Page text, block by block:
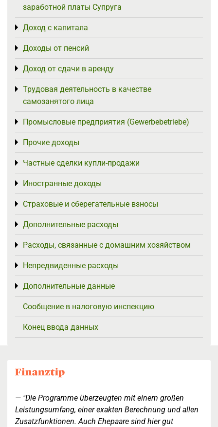
заработной платы Супруга
Доход с капитала
Toggle menu
Доходы от пенсий
Toggle menu
Доход от сдачи в аренду
Toggle menu
Трудовая деятельность в качестве
самозанятого лица
Toggle menu
Промысловые предприятия (Gewerbebetriebe)
Toggle menu
Прочие доходы
Toggle menu
Частные сделки купли-продажи
Toggle menu
Иностранные доходы
Toggle menu
Страховые и сберегательные взносы
Toggle menu
Дополнительные расходы
Toggle menu
Расходы, связанные с домашним хозяйством
Toggle menu
Непредвиденные расходы
Toggle menu
Дополнительные данные
Toggle menu
Сообщение в налоговую инспекцию
Конец ввода данных
"Die Programme überzeugten mit einem großen
Leistungsumfang, einer exakten Berechnung und allen
Zusatzfunktionen. Auch Ehepaare sind hier gut